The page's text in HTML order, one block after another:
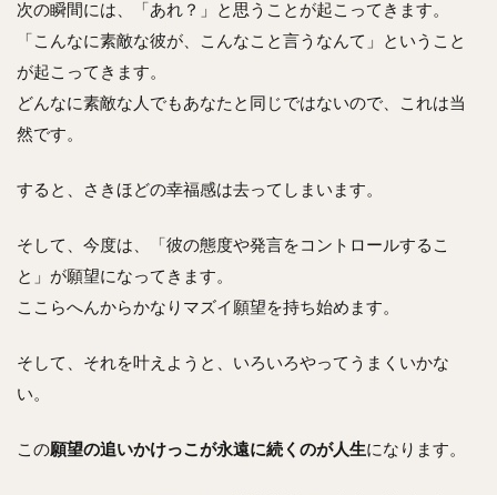
次の瞬間には、「あれ？」と思うことが起こってきます。
「こんなに素敵な彼が、こんなこと言うなんて」ということ
が起こってきます。
どんなに素敵な人でもあなたと同じではないので、これは当
然です。
すると、さきほどの幸福感は去ってしまいます。
そして、今度は、「彼の態度や発言をコントロールするこ
と」が願望になってきます。
ここらへんからかなりマズイ願望を持ち始めます。
そして、それを叶えようと、いろいろやってうまくいかな
い。
この願望の追いかけっこが永遠に続くのが人生になります。